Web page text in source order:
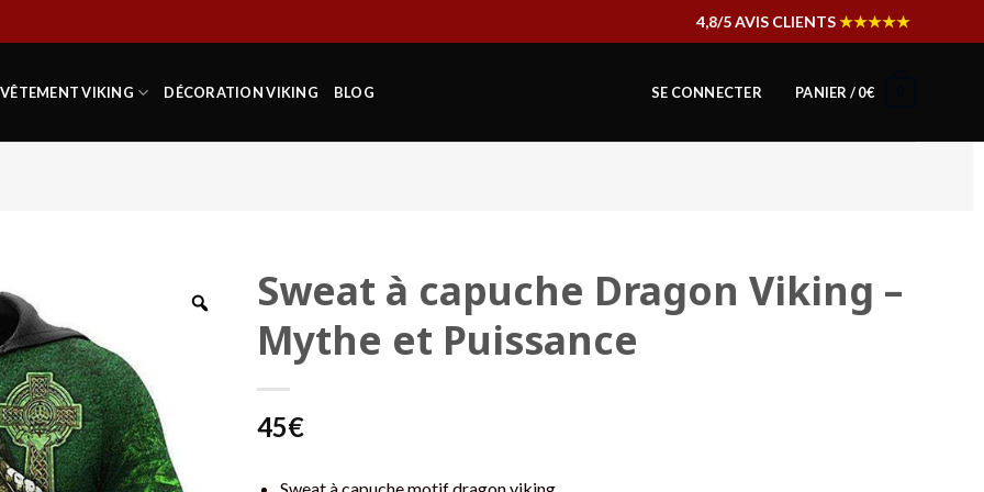
4,8/5 AVIS CLIENTS★★★★★
VÊTEMENT VIKING DÉCORATION VIKING BLOG SE CONNECTER PANIER /0€
Sweat à capuche Dragon Viking –
Mythe et Puissance
45€